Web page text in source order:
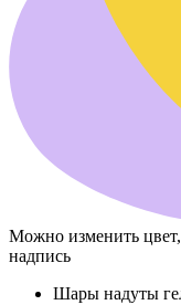
Можно изменить
надпись
Шары надуты